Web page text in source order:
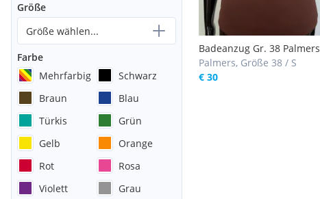
Größe
Größe wählen...
Farbe
Mehrfarbig
Schwarz
Braun
Blau
Türkis
Grün
Gelb
Orange
Rot
Rosa
Violett
Grau
Badeanzug Gr. 38 Palmers
Palmers, Größe 38 / S
€ 30